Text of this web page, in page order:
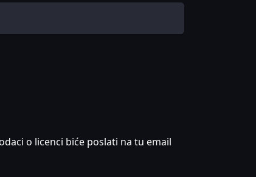
o licenci biće poslati na tu email